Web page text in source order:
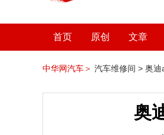
首页 原创 文章
中华网汽车＞ 汽车维修间 > 奥迪
奥